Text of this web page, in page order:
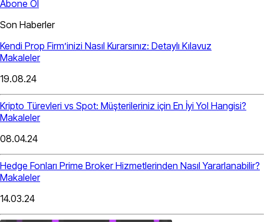
Abone Ol
Son Haberler
Kendi Prop Firm’inizi Nasıl Kurarsınız: Detaylı Kılavuz
Makaleler
19.08.24
Kripto Türevleri vs Spot: Müşterileriniz için En İyi Yol Hangisi?
Makaleler
08.04.24
Hedge Fonları Prime Broker Hizmetlerinden Nasıl Yararlanabilir?
Makaleler
14.03.24